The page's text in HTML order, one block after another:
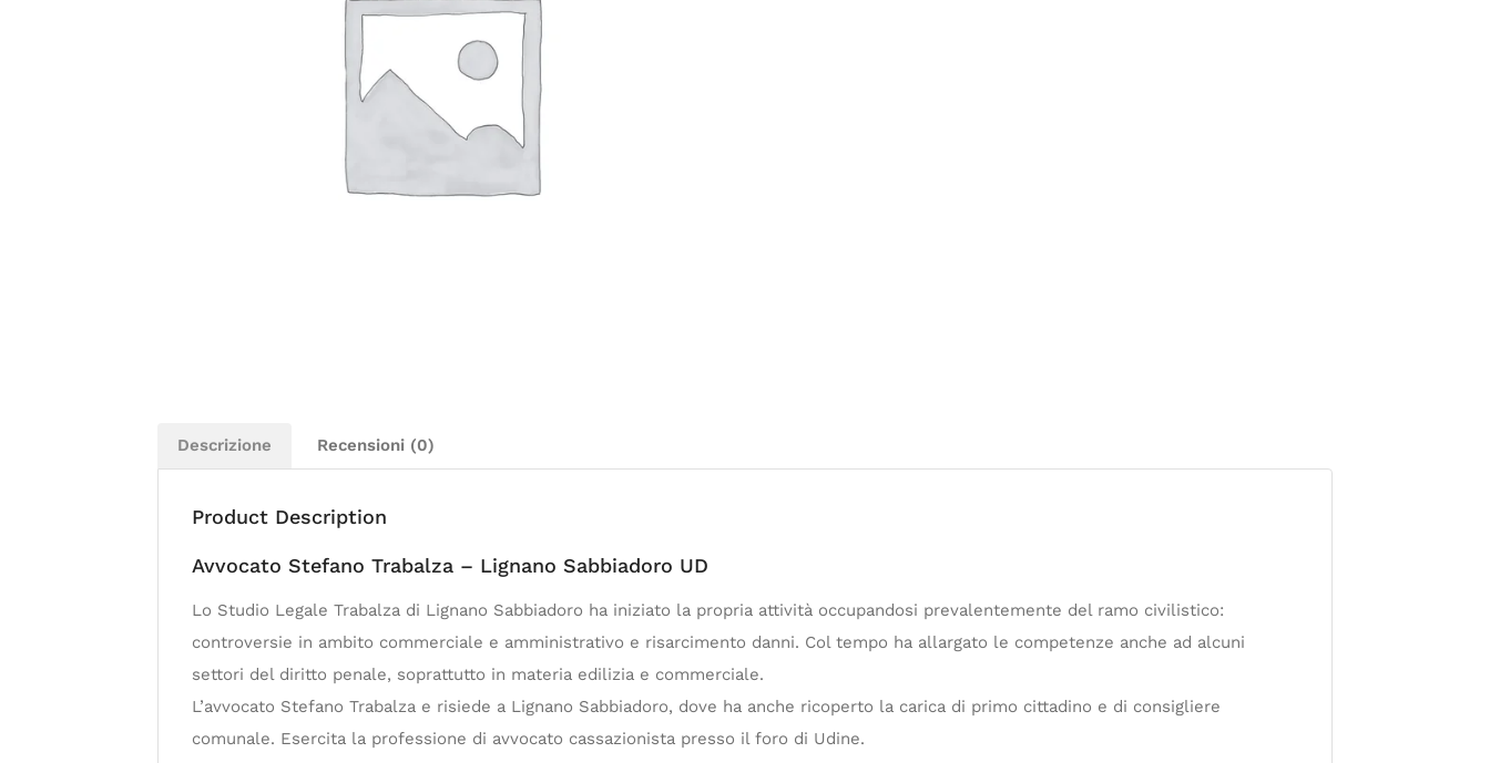
Descrizione Recensioni (0)
Product Description
Avvocato Stefano Trabalza – Lignano Sabbiadoro UD
Lo Studio Legale Trabalza di Lignano Sabbiadoro ha iniziato la propria attività occupandosi prevalentemente del ramo civilistico:
controversie in ambito commerciale e amministrativo e risarcimento danni. Col tempo ha allargato le competenze anche ad alcuni
settori del diritto penale, soprattutto in materia edilizia e commerciale.
L’avvocato Stefano Trabalza e risiede a Lignano Sabbiadoro, dove ha anche ricoperto la carica di primo cittadino e di consigliere
comunale. Esercita la professione di avvocato cassazionista presso il foro di Udine.